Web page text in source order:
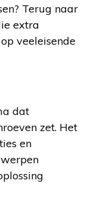
Terug naar
extra
veeleisende
dat
zet. Het
en